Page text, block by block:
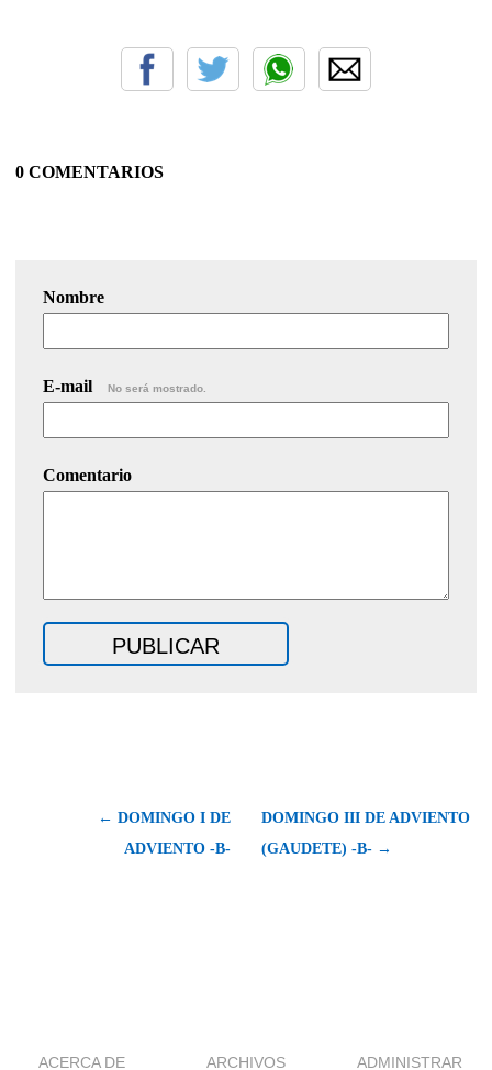
0 COMENTARIOS
Nombre
E-mail No será mostrado.
Comentario
← DOMINGO I DE
ADVIENTO -B-
DOMINGO III DE ADVIENTO
(GAUDETE) -B- →
ACERCA DE ARCHIVOS ADMINISTRAR